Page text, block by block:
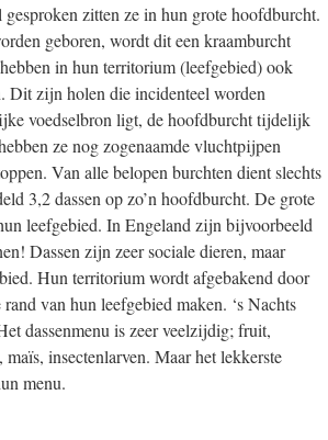
zitten ze in hun grote hoofdburcht.
geboren, wordt dit een kraamburcht
in hun territorium (leefgebied) ook
Dit zijn holen die incidenteel worden
voedselbron ligt, de hoofdburcht tijdelijk
ze nog zogenaamde vluchtpijpen
Van alle belopen burchten dient slechts
3,2 dassen op zo’n hoofdburcht. De grote
leefgebied. In Engeland zijn bijvoorbeeld
Dassen zijn zeer sociale dieren, maar
Hun territorium wordt afgebakend door
van hun leefgebied maken. ‘s Nachts
dassenmenu is zeer veelzijdig; fruit,
insectenlarven. Maar het lekkerste
menu.